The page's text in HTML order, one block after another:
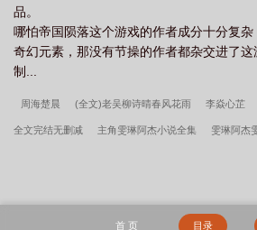
品。
哪怕帝国陨落这个游戏的作者成分十分复
奇幻元素，那没有节操的作者都杂交进了
制...
周海楚晨 (全文)老吴柳诗晴春风花雨 李焱心芷
全文完结无删减 主角雯琳阿杰小说全集 雯琳阿杰
首 页 目录